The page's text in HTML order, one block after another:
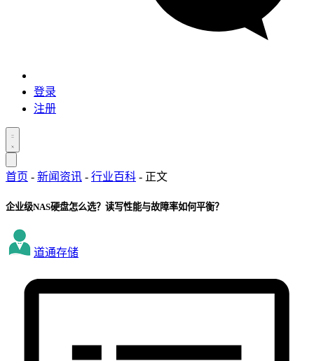
登录
注册
首页 - 新闻资讯 - 行业百科 - 正文
企业级NAS硬盘怎么选？读写性能与故障率如何平衡？
道通存储